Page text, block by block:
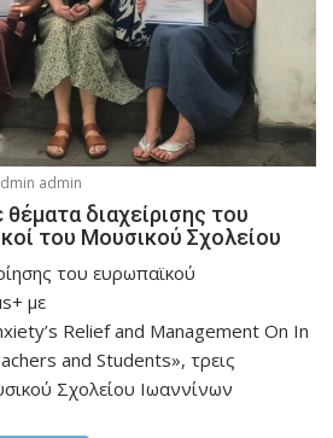
admin
διαχείρισης του
του Μουσικού Σχολείου
του ευρωπαϊκού
με
Relief and Management On In
and Students», τρεις
Σχολείου Ιωαννίνων